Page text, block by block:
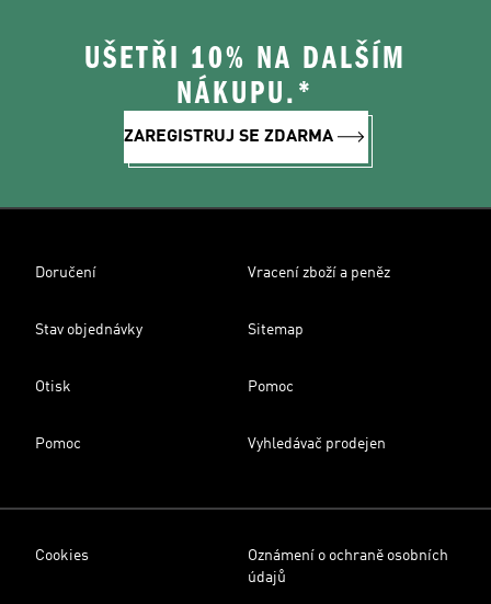
UŠETŘI 10% NA DALŠÍM
NÁKUPU.*
ZAREGISTRUJ SE ZDARMA
Doručení Vracení zboží a peněz
Stav objednávky Sitemap
Otisk Pomoc
Pomoc Vyhledávač prodejen
Cookies
Oznámení o ochraně osobních
údajů